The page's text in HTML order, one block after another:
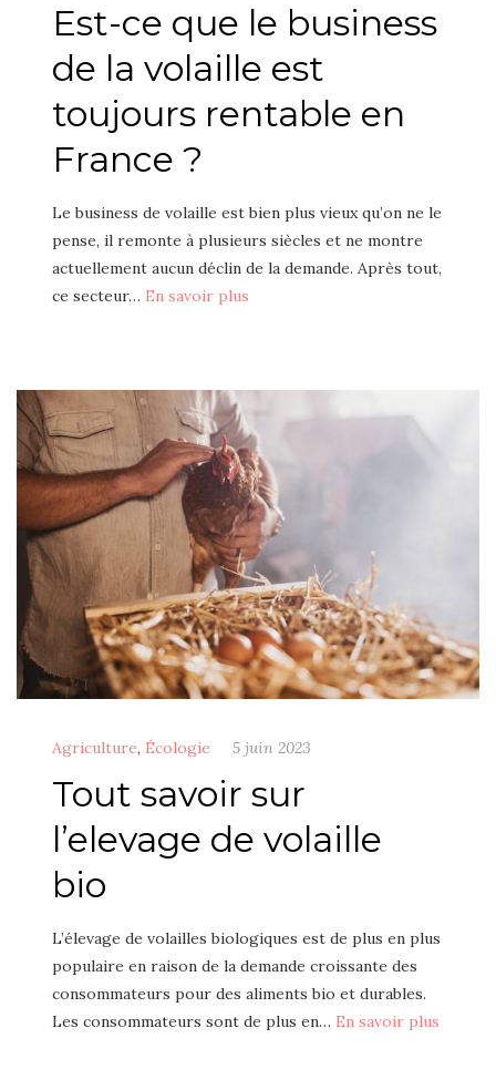
Est-ce que le business
de la volaille est
toujours rentable en
France ?
Le business de volaille est bien plus vieux qu’on ne le
pense, il remonte à plusieurs siècles et ne montre
actuellement aucun déclin de la demande. Après tout,
ce secteur… En savoir plus
Agriculture, Écologie 5 juin 2023
Tout savoir sur
l’elevage de volaille
bio
L’élevage de volailles biologiques est de plus en plus
populaire en raison de la demande croissante des
consommateurs pour des aliments bio et durables.
Les consommateurs sont de plus en… En savoir plus